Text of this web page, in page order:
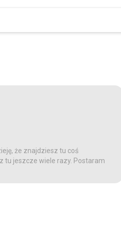
że znajdziesz tu coś
tu jeszcze wiele razy. Postaram